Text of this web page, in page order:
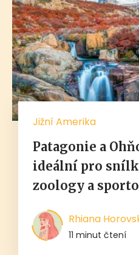
Jižní Amerika
Patagonie a
ideální pro
zoology a
Rhiana
11 minut čtení